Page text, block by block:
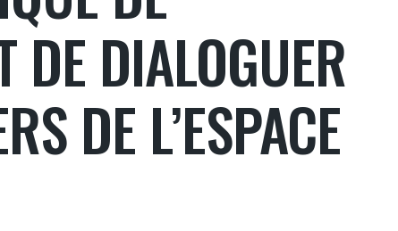
DE DIALOGUER
DE L’ESPACE